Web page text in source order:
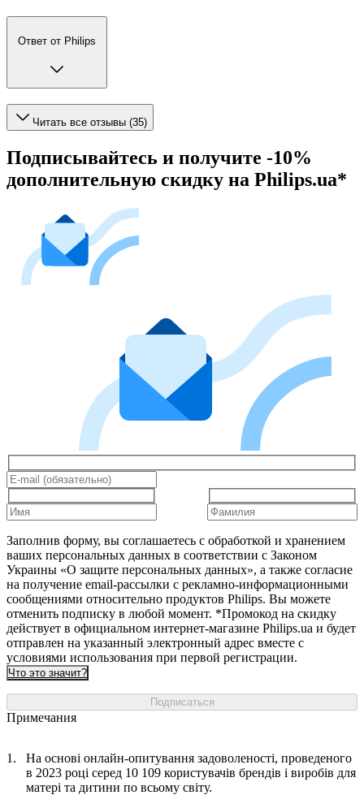
Ответ от Philips
Читать все отзывы (35)
Подписывайтесь и получите -10%
дополнительную скидку на Philips.ua*
Заполнив форму, вы соглашаетесь с обработкой и хранением
ваших персональных данных в соответствии с Законом
Украины «О защите персональных данных», а также согласие
на получение email-рассылки с рекламно-информационными
сообщениями относительно продуктов Philips. Вы можете
отменить подписку в любой момент. *Промокод на скидку
действует в официальном интернет-магазине Philips.ua и будет
отправлен на указанный электронный адрес вместе с
условиями использования при первой регистрации.
Что это значит?
Подписаться
Примечания
На основі онлайн-опитування задоволеності, проведеного
в 2023 році серед 10 109 користувачів брендів і виробів для
матері та дитини по всьому світу.